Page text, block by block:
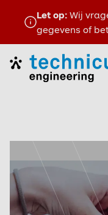
Let op: Wij
gegevens of
Home